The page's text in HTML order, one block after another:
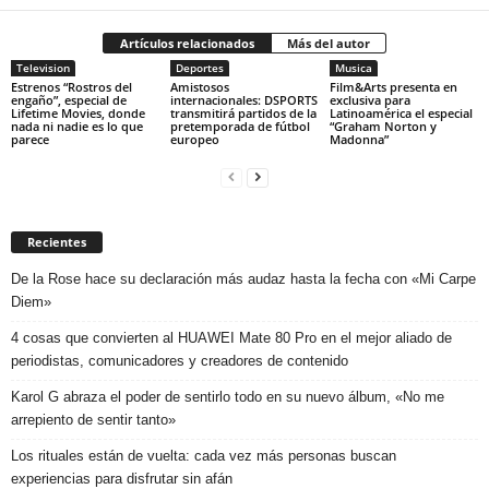
Artículos relacionados Más del autor
Television
Estrenos “Rostros del
engaño”, especial de
Lifetime Movies, donde
nada ni nadie es lo que
parece
Deportes
Amistosos
internacionales: DSPORTS
transmitirá partidos de la
pretemporada de fútbol
europeo
Musica
Film&Arts presenta en
exclusiva para
Latinoamérica el especial
“Graham Norton y
Madonna”
Recientes
De la Rose hace su declaración más audaz hasta la fecha con «Mi Carpe
Diem»
4 cosas que convierten al HUAWEI Mate 80 Pro en el mejor aliado de
periodistas, comunicadores y creadores de contenido
Karol G abraza el poder de sentirlo todo en su nuevo álbum, «No me
arrepiento de sentir tanto»
Los rituales están de vuelta: cada vez más personas buscan
experiencias para disfrutar sin afán